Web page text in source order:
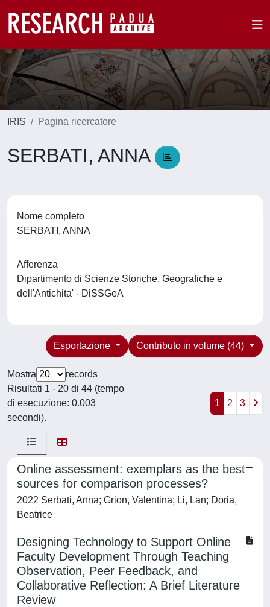
IRIS Pagina ricercatore
SERBATI, ANNA
Nome completo
SERBATI, ANNA
Afferenza
Dipartimento di Scienze Storiche, Geografiche e
dell'Antichita' - DiSSGeA
Contributo in volume (44)
Esportazione
Mostra
records
Risultati 1 - 20 di 44 (tempo
di esecuzione: 0.003
secondi).
1 2 3
Online assessment: exemplars as the best
sources for comparison processes?
2022 Serbati, Anna; Grion, Valentina; Li, Lan; Doria,
Beatrice
Designing Technology to Support Online
Faculty Development Through Teaching
Observation, Peer Feedback, and
Collaborative Reflection: A Brief Literature
Review